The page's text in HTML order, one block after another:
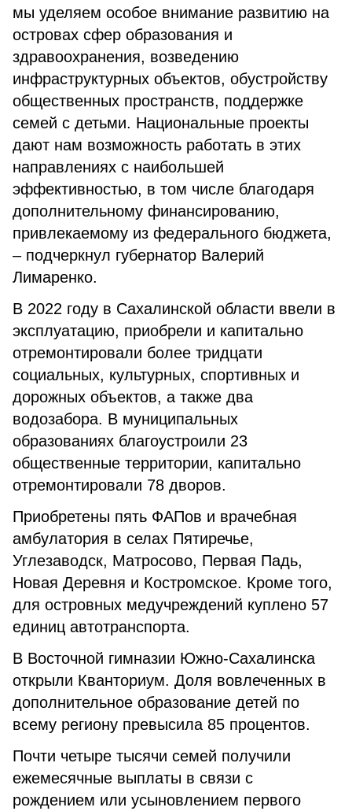
мы уделяем особое внимание развитию на
островах сфер образования и
здравоохранения, возведению
инфраструктурных объектов, обустройству
общественных пространств, поддержке
семей с детьми. Национальные проекты
дают нам возможность работать в этих
направлениях с наибольшей
эффективностью, в том числе благодаря
дополнительному финансированию,
привлекаемому из федерального бюджета,
– подчеркнул губернатор Валерий
Лимаренко.
В 2022 году в Сахалинской области ввели в
эксплуатацию, приобрели и капитально
отремонтировали более тридцати
социальных, культурных, спортивных и
дорожных объектов, а также два
водозабора. В муниципальных
образованиях благоустроили 23
общественные территории, капитально
отремонтировали 78 дворов.
Приобретены пять ФАПов и врачебная
амбулатория в селах Пятиречье,
Углезаводск, Матросово, Первая Падь,
Новая Деревня и Костромское. Кроме того,
для островных медучреждений куплено 57
единиц автотранспорта.
В Восточной гимназии Южно-Сахалинска
открыли Кванториум. Доля вовлеченных в
дополнительное образование детей по
всему региону превысила 85 процентов.
Почти четыре тысячи семей получили
ежемесячные выплаты в связи с
рождением или усыновлением первого